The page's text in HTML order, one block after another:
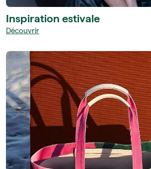
Inspiration estivale
Découvrir